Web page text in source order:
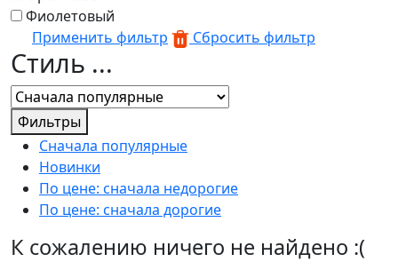
Фиолетовый
Применить фильтр
Сбросить фильтр
Стиль ...
Фильтры
Сначала популярные
Новинки
По цене: сначала недорогие
По цене: сначала дорогие
К сожалению ничего не найдено :(